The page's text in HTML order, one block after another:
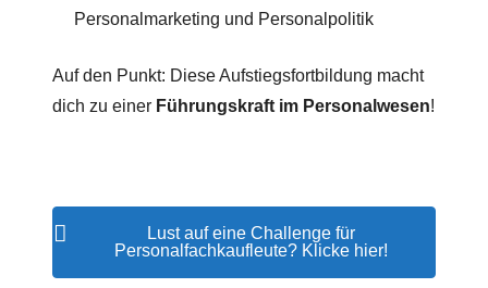
Personalmarketing und Personalpolitik
Auf den Punkt: Diese Aufstiegsfortbildung macht
dich zu einer Führungskraft im Personalwesen!
Lust auf eine Challenge für
Personalfachkaufleute? Klicke hier!